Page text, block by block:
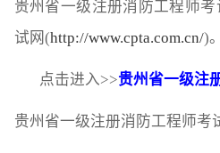
贵州省一级注册消防工程师
试网(http://www.cpta.com.cn/)。
点击进入>>贵州省一级注
贵州省一级注册消防工程师考